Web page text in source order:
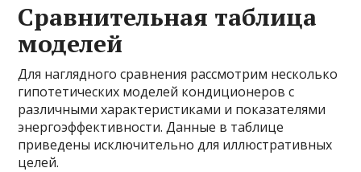
Сравнительная таблица
моделей
Для наглядного сравнения рассмотрим несколько
гипотетических моделей кондиционеров с
различными характеристиками и показателями
энергоэффективности. Данные в таблице
приведены исключительно для иллюстративных
целей.